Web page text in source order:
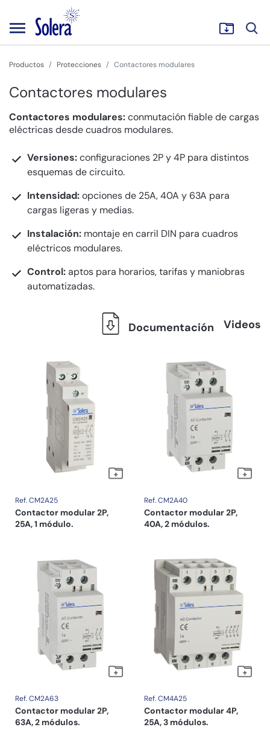
Productos Protecciones Contactores modulares
Contactores modulares
Contactores modulares:conmutación fiable de cargas
eléctricas desde cuadros modulares.
Versiones:configuraciones 2P y 4P para distintos
esquemas de circuito.
Intensidad:opciones de 25A, 40A y 63A para
cargas ligeras y medias.
Instalación: montaje en carril DIN para cuadros
eléctricos modulares.
Control:aptos para horarios, tarifas y maniobras
automatizadas.
Documentación Videos
Ref. CM2A25
Contactor modular 2P,
25A, 1 módulo.
Ref. CM2A40
Contactor modular 2P,
40A, 2 módulos.
Ref. CM2A63
Contactor modular 2P,
63A, 2 módulos.
Ref. CM4A25
Contactor modular 4P,
25A, 3 módulos.